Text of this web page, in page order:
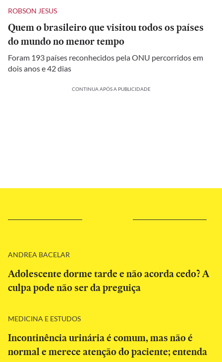
ROBSON JESUS
Quem o brasileiro que visitou todos os países
do mundo no menor tempo
Foram 193 países reconhecidos pela ONU percorridos em
dois anos e 42 dias
CONTINUA APÓS A PUBLICIDADE
ANDREA BACELAR
Adolescente dorme tarde e não acorda cedo? A
culpa pode não ser da preguiça
MEDICINA E ESTUDOS
Incontinência urinária é comum, mas não é
normal e merece atenção do paciente; entenda